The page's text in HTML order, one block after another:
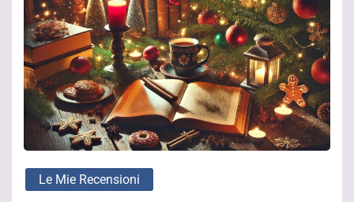
Le Mie Recensioni